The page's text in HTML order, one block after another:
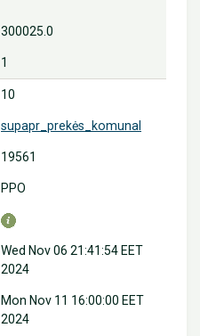
300025.0
1
10
supapr_prekės_komunal
19561
PPO
Wed Nov 06 21:41:54 EET
2024
Mon Nov 11 16:00:00 EET
2024